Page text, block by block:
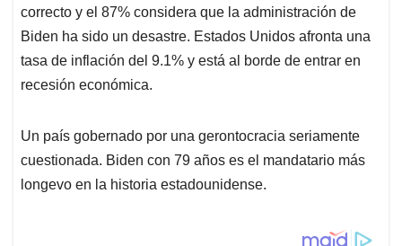
correcto y el 87% considera que la administración de
Biden ha sido un desastre. Estados Unidos afronta una
tasa de inflación del 9.1% y está al borde de entrar en
recesión económica.
Un país gobernado por una gerontocracia seriamente
cuestionada. Biden con 79 años es el mandatario más
longevo en la historia estadounidense.